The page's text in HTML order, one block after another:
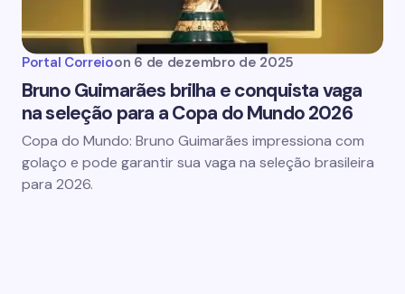
Portal Correioon 6 de dezembro de 2025
Bruno Guimarães brilha e conquista vaga
na seleção para a Copa do Mundo 2026
Copa do Mundo: Bruno Guimarães impressiona com
golaço e pode garantir sua vaga na seleção brasileira
para 2026.